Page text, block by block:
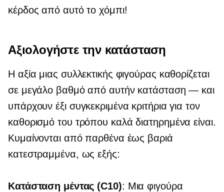
κέρδος από αυτό το χόμπι!
Αξιολογήστε την κατάσταση
Η αξία μιας συλλεκτικής φιγούρας καθορίζεται
σε μεγάλο βαθμό από αυτήν κατάσταση — και
υπάρχουν έξι συγκεκριμένα κριτήρια για τον
καθορισμό του τρόπου καλά διατηρημένα είναι.
Κυμαίνονται από παρθένα έως βαριά
κατεστραμμένα, ως εξής:
Κατάσταση μέντας (C10): Μια φιγούρα